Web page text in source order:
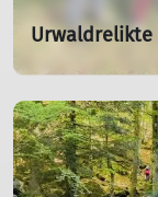
Urwaldrelikte
Tourenleiterin:
Teilnehmer: 7
mehr erfahren